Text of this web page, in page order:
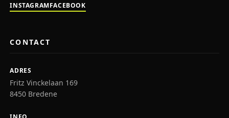
INSTAGRAMFACEBOOK
CONTACT
ADRES
Fritz Vinckelaan 169
8450 Bredene